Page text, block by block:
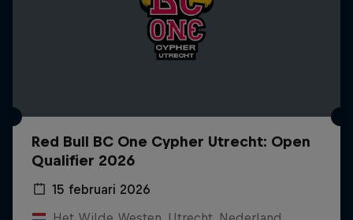
Red Bull BC One Cypher Utrecht: Open
Qualifier 2026
15 februari 2026